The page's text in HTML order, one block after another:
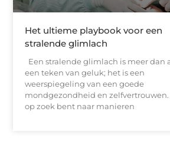
Het ultieme playbook voor een
stralende glimlach
Een stralende glimlach is meer dan
een teken van geluk; het is een
weerspiegeling van een goede
mondgezondheid en zelfvertrouwen.
op zoek bent naar manieren